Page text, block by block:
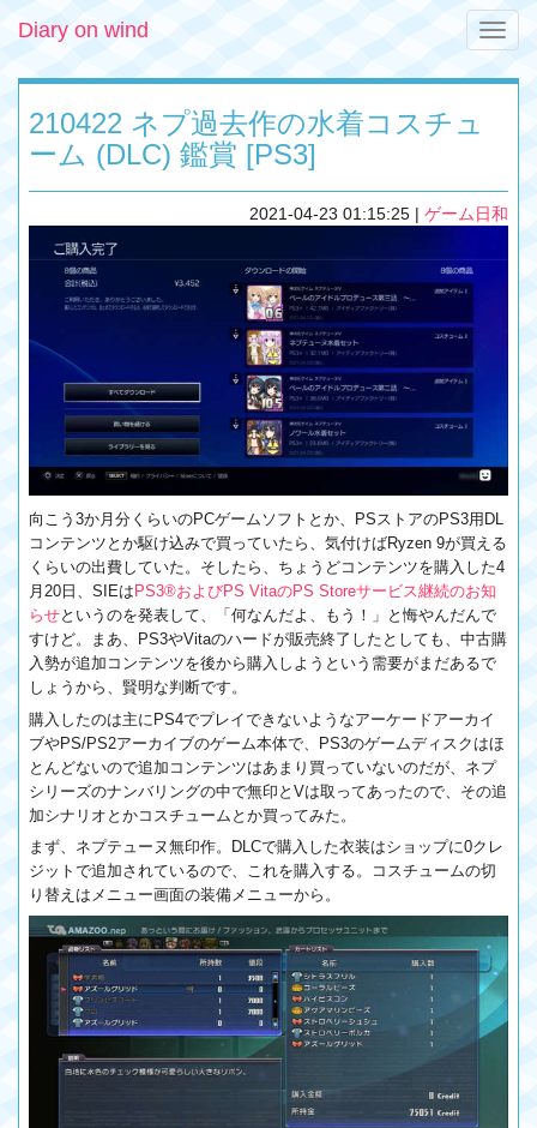
Toggle
Diary on wind
210422 ネプ過去作の水着コスチュ
ーム (DLC) 鑑賞 [PS3]
2021-04-23 01:15:25 | ゲーム日和
向こう3か月分くらいのPCゲームソフトとか、PSストアのPS3用DL
コンテンツとか駆け込みで買っていたら、気付けばRyzen 9が買える
くらいの出費していた。そしたら、ちょうどコンテンツを購入した4
月20日、SIEは PS3®およびPS VitaのPS Storeサービス継続のお知
らせというのを発表して、「何なんだよ、もう！」と悔やんだんで
すけど。まあ、PS3やVitaのハードが販売終了したとしても、中古購
入勢が追加コンテンツを後から購入しようという需要がまだあるで
しょうから、賢明な判断です。
購入したのは主にPS4でプレイできないようなアーケードアーカイ
ブやPS/PS2アーカイブのゲーム本体で、PS3のゲームディスクはほ
とんどないので追加コンテンツはあまり買っていないのだが、ネプ
シリーズのナンバリングの中で無印とVは取ってあったので、その追
加シナリオとかコスチュームとか買ってみた。
まず、ネプテューヌ無印作。DLCで購入した衣装はショップに0クレ
ジットで追加されているので、これを購入する。コスチュームの切
り替えはメニュー画面の装備メニューから。